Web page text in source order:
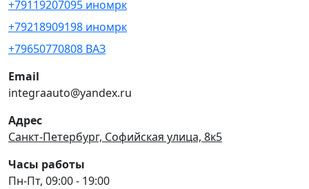
+79119207095 иномрк
+79218909198 иномрк
+79650770808 ВАЗ
Email
integraauto@yandex.ru
Адрес
Санкт-Петербург, Софийская улица, 8к5
Часы работы
Пн-Пт, 09:00 - 19:00